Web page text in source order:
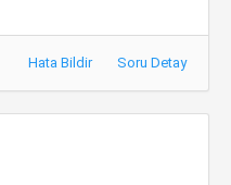
Hata Bildir Soru Detay